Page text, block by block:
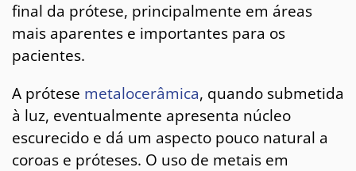
final da prótese, principalmente em áreas
mais aparentes e importantes para os
pacientes.
A prótese metalocerâmica, quando submetida
à luz, eventualmente apresenta núcleo
escurecido e dá um aspecto pouco natural a
coroas e próteses. O uso de metais em